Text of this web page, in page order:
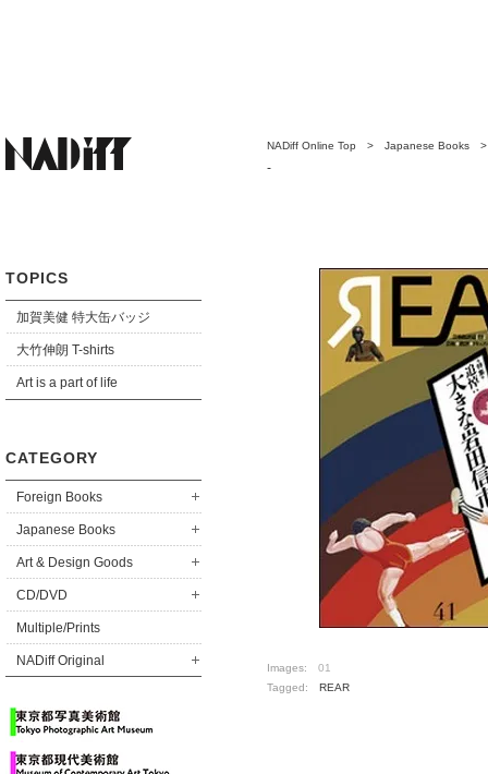
TOPICS
加賀美健 特大缶バッジ
大竹伸朗 T-shirts
Art is a part of life
CATEGORY
Foreign Books
Japanese Books
Art & Design Goods
CD/DVD
Multiple/Prints
NADiff Original
NADiff Online Top > Japanese Books
-
Images: 01
Tagged: REAR